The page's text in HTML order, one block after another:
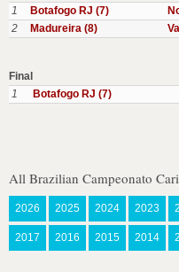
1
Botafogo RJ (7)
2
Madureira (8)
Final
1
Botafogo RJ (7)
All Brazilian Campeonato
2026 2025 2024 2023
2017 2016 2015 2014